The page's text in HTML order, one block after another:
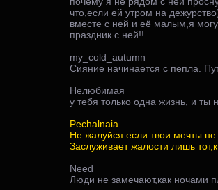
что,если ей утром на
вместе с ней и её малым,я
праздник с ней!!
my_cold_autumn
Сияние начинается с пепла.
Нелюбимая
у тебя только одна жизнь, и ты
Pechalnaia
Не жалуйся если твои мечты не
Заслуживает жалости лишь
Need
Люди не замечают,как ночами